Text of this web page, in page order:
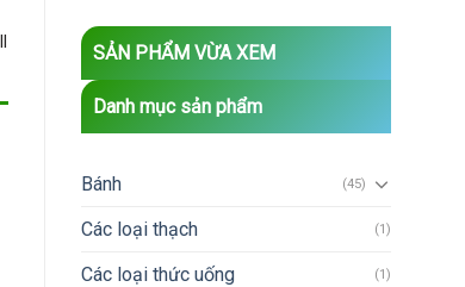
SẢN PHẨM VỪA XEM
Danh mục sản phẩm
Bánh (45)
Các loại thạch (1)
Các loại thức uống (1)